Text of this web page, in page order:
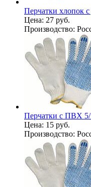
Перчатки хлопок
Цена: 27 руб.
Производство:
Перчатки с ПВХ
Цена: 15 руб.
Производство: